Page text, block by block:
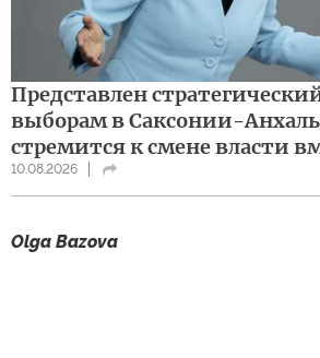
Представлен
выборам в Саксонии-
стремится к смене власти
10.08.2026
Olga Bazova